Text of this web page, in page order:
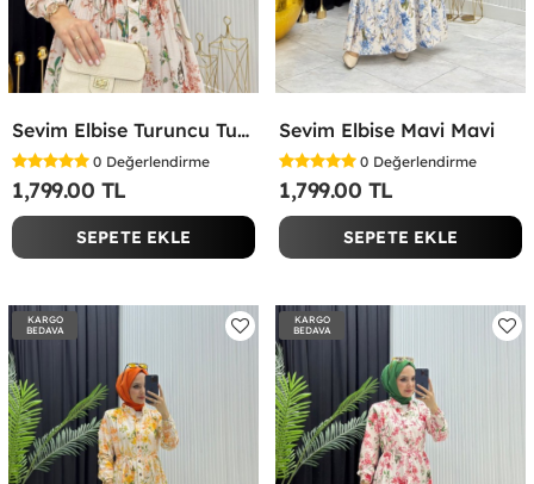
Sevim Elbise Turuncu Turuncu
0 Değerlendirme
1,799.00 TL
SEPETE EKLE
Sevim Elbise Mavi Mavi
0 Değerlendirme
1,799.00 TL
SEPETE EKLE
KARGO
BEDAVA
KARGO
BEDAVA